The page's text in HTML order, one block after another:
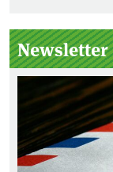
Newsletter